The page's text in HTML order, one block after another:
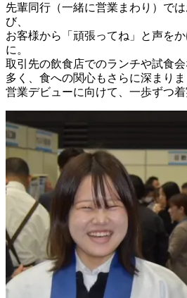
先輩同行（一緒に営業まわり）で
び、
お客様から「頑張ってね」と声を
に。
取引先の飲食店でのランチや試食
多く、食への関心もさらに深まりま
営業デビューに向けて、一歩ずつ着